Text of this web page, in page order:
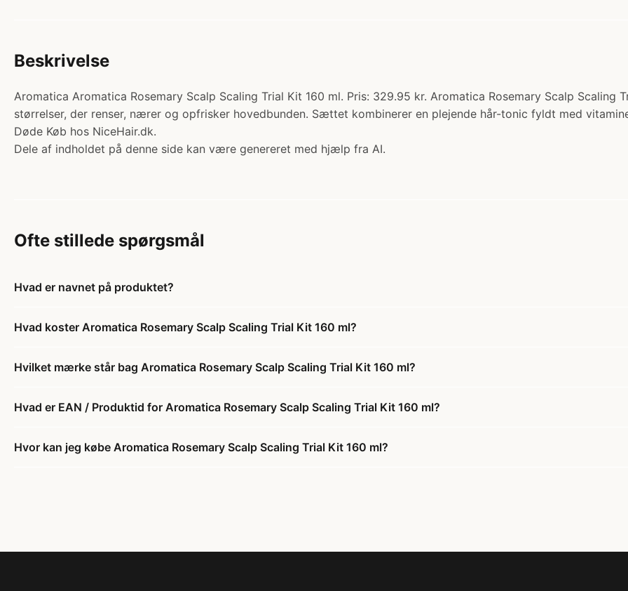
Beskrivelse
Aromatica Aromatica Rosemary Scalp Scaling Trial Kit 160 ml. Pris: 329.95 kr. Aromatica Rosemary Scalp
størrelser, der renser, nærer og opfrisker hovedbunden. Sættet kombinerer en plejende hår-tonic fyldt med
Døde Køb hos NiceHair.dk.
Dele af indholdet på denne side kan være genereret med hjælp fra AI.
Ofte stillede spørgsmål
Hvad er navnet på produktet?
Hvad koster Aromatica Rosemary Scalp Scaling Trial Kit 160 ml?
Hvilket mærke står bag Aromatica Rosemary Scalp Scaling Trial Kit 160 ml?
Hvad er EAN / Produktid for Aromatica Rosemary Scalp Scaling Trial Kit 160 ml?
Hvor kan jeg købe Aromatica Rosemary Scalp Scaling Trial Kit 160 ml?